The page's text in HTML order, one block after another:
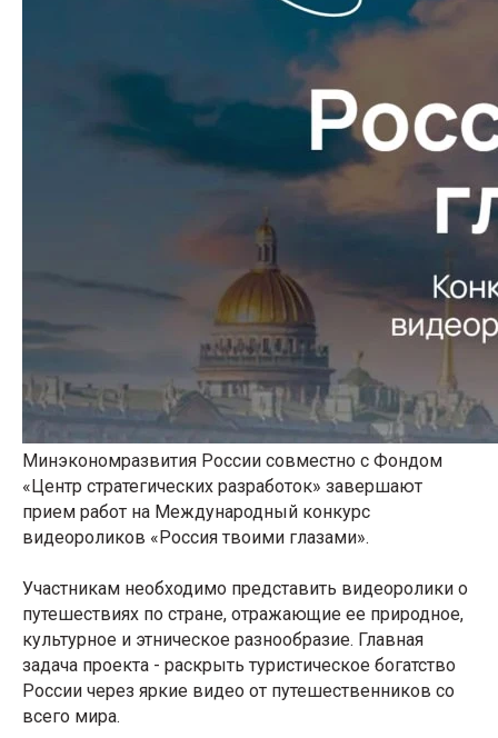
Минэкономразвития России совместно с Фондом
«Центр стратегических разработок» завершают
прием работ на Международный конкурс
видеороликов «Россия твоими глазами».
Участникам необходимо представить видеоролики о
путешествиях по стране, отражающие ее природное,
культурное и этническое разнообразие. Главная
задача проекта - раскрыть туристическое богатство
России через яркие видео от путешественников со
всего мира.